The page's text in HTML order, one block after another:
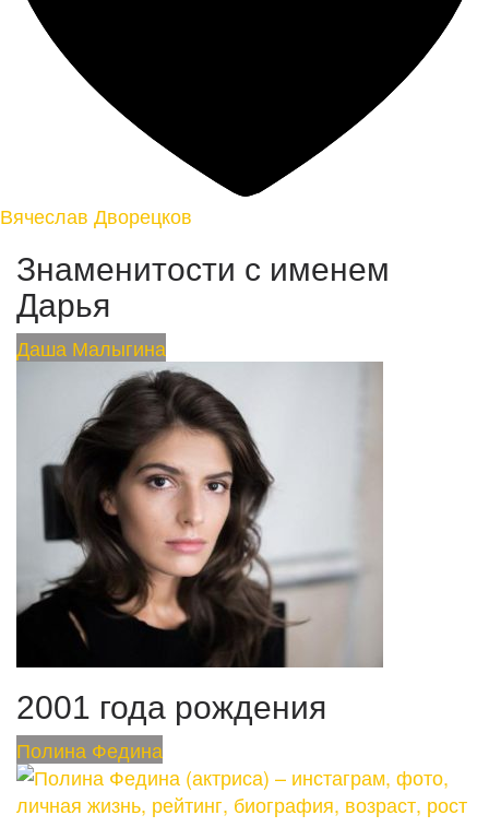
Вячеслав Дворецков
Знаменитости с именем
Дарья
Даша Малыгина
2001 года рождения
Полина Федина